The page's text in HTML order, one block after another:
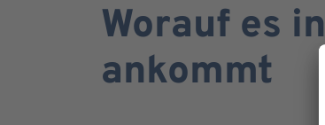
Worauf es
ankommt